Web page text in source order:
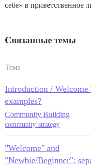
себе» в приветственное
Связанные темы
Тема
Introduction / Welcome
examples?
Community Building
community-strategy
"Welcome" and
"Newbie/Beginner":